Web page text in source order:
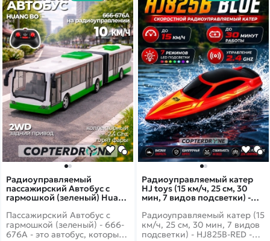
Радиоуправляемый
пассажирский Автобус с
гармошкой (зеленый) Huang
Пассажирский Автобус с
гармошкой (зеленый) - 666-
676A - это автобус, который
Радиоуправляемый катер
HJ toys (15 км/ч, 25 см, 30
мин, 7 видов подсветки) -
Радиоуправляемый катер (15
км/ч, 25 см, 30 мин, 7 видов
подсветки) - HJ825B-RED -